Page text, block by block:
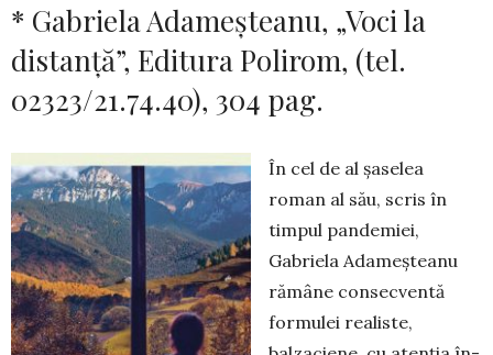
* Gabriela Adameşteanu, „Voci la
distan­ţă”, Editura Polirom, (tel.
02323/21.74.40), 304 pag.
În cel de al șaselea
roman al său, scris în
timpul pandemiei,
Gabriela Adameșteanu
rămâne consecventă
formulei rea­lis­te,